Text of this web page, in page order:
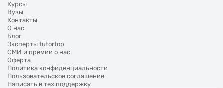
Курсы
Вузы
Контакты
О нас
Блог
Эксперты tutortop
СМИ и премии о нас
Оферта
Политика конфиденциальности
Пользовательское соглашение
Написать в тех.поддержку